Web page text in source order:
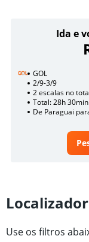
Ida e
GOL
2/9-3/9
2 escalas no
Total: 28h 30min
De Paraguai
Use os filtros